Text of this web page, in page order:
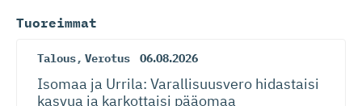
Tuoreimmat
Talous, Verotus 06.08.2026
Isomaa ja Urrila: Varallisuusvero hidastaisi
kasvua ja karkottaisi pääomaa